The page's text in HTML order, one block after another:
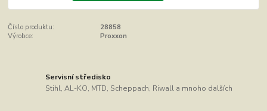
Číslo produktu:
28858
Výrobce:
Proxxon
Servisní středisko
Stihl, AL-KO, MTD, Scheppach, Riwall a mnoho dalších